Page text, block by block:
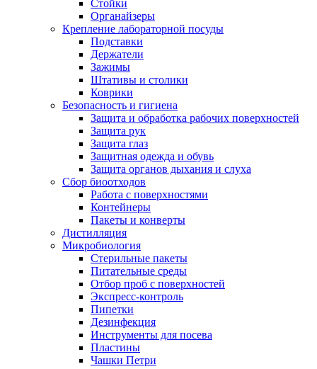
Стойки
Органайзеры
Крепление лабораторной посуды
Подставки
Держатели
Зажимы
Штативы и столики
Коврики
Безопасность и гигиена
Защита и обработка рабочих поверхностей
Защита рук
Защита глаз
Защитная одежда и обувь
Защита органов дыхания и слуха
Сбор биоотходов
Работа с поверхностями
Контейнеры
Пакеты и конверты
Дистилляция
Микробиология
Стерильные пакеты
Питательные среды
Отбор проб с поверхностей
Экспресс-контроль
Пипетки
Дезинфекция
Инструменты для посева
Пластины
Чашки Петри